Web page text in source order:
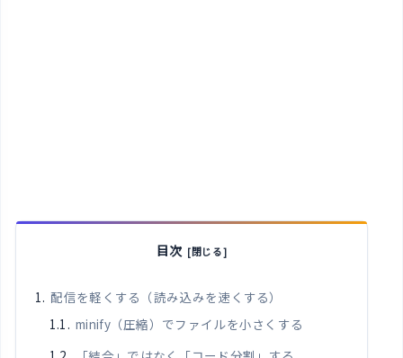
目次
配信を軽くする（読み込みを速くする）
minify（圧縮）でファイルを小さくする